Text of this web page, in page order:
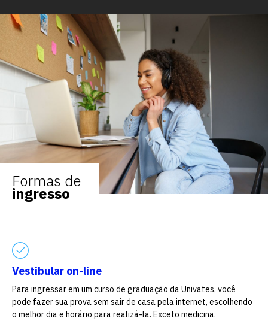
Formas de
ingresso
Vestibular on-line
Para ingressar em um curso de graduação da Univates, você
pode fazer sua prova sem sair de casa pela internet, escolhendo
o melhor dia e horário para realizá-la. Exceto medicina.